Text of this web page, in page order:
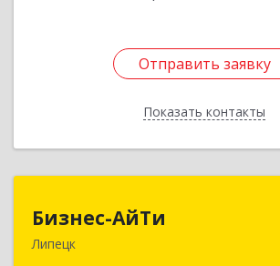
Отправить заявку
Показать контакты
Отправить заявку
Назад
Бизнес-АйТи
Липецк
398008, Липецкая обл, Липецк